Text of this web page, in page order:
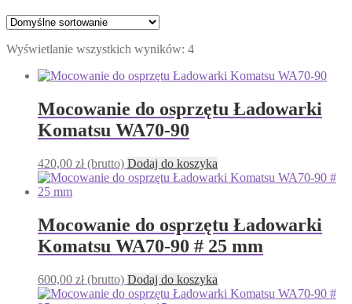
Wyświetlanie wszystkich wyników: 4
Mocowanie do osprzętu Ładowarki
Komatsu WA70-90
420,00 zł(brutto) Dodaj do koszyka
Mocowanie do osprzętu Ładowarki
Komatsu WA70-90 # 25 mm
600,00 zł(brutto) Dodaj do koszyka